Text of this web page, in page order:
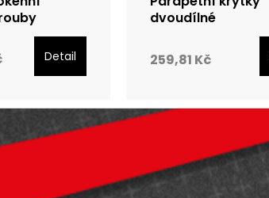
s válcovou
Detail
dvoudílné
259,81 Kč